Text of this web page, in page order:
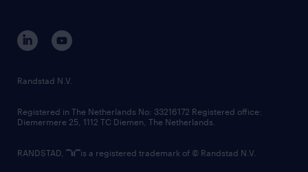
corporate governance
randstad innovation fund
country websites
Randstad N.V.
Registered in The Netherlands No: 33216172 Registered office:
Diemermere 25, 1112 TC Diemen, The Netherlands.
RANDSTAD, is a registered trademark of © Randstad N.V.